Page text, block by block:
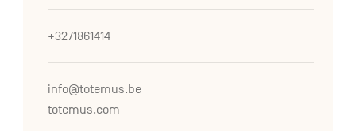
+3271861414
info@totemus.be
totemus.com